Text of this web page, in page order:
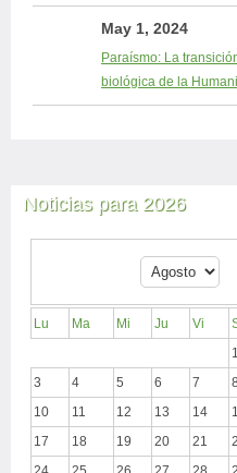
May 1, 2024
Paraísmo: La
biológica de la
Noticias para 2026
Lu Ma Mi Ju Vi
1
3
4 5 6 7 8
10
11 12 13 14
17
18 19 20 21